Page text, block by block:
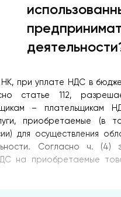
НК, при уплате НДС в
статье 112,
–
приобретаемые (в
для осуществления
Согласно ч. (4)
на приобретаемые